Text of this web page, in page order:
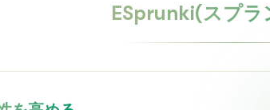
ESprunki(スプ